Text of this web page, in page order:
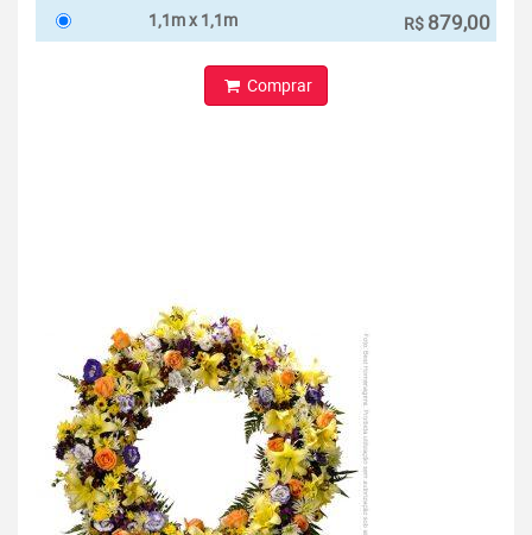
1,1m x 1,1m
R$ 879,00
Comprar